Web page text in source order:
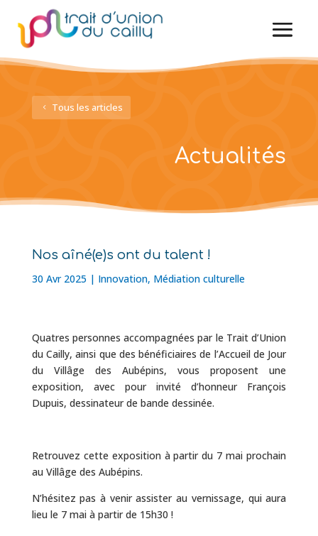
Tous les articles
Actualités
Nos aîné(e)s ont du talent !
30 Avr 2025 | Innovation, Médiation culturelle
Quatres personnes accompagnées par le Trait d’Union
du Cailly, ainsi que des bénéficiaires de l’Accueil de Jour
du Villâge des Aubépins, vous proposent une
exposition, avec pour invité d’honneur François
Dupuis, dessinateur de bande dessinée.
Retrouvez cette exposition à partir du 7 mai prochain
au Villâge des Aubépins.
N’hésitez pas à venir assister au vernissage, qui aura
lieu le 7 mai à partir de 15h30 !